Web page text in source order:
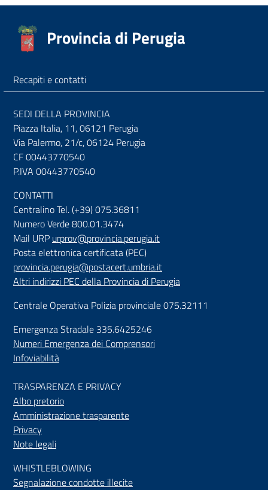
Provincia di Perugia
Recapiti e contatti
SEDI DELLA PROVINCIA
Piazza Italia, 11, 06121 Perugia
Via Palermo, 21/c, 06124 Perugia
CF 00443770540
P.IVA 00443770540
CONTATTI
Centralino Tel. (+39) 075.36811
Numero Verde 800.01.3474
Mail URP urprov@provincia.perugia.it
Posta elettronica certificata (PEC)
provincia.perugia@postacert.umbria.it
Altri indirizzi PEC della Provincia di Perugia
Centrale Operativa Polizia provinciale 075.32111
Emergenza Stradale 335.6425246
Numeri Emergenza dei Comprensori
Infoviabilità
TRASPARENZA E PRIVACY
Albo pretorio
Amministrazione trasparente
Privacy
Note legali
WHISTLEBLOWING
Segnalazione condotte illecite